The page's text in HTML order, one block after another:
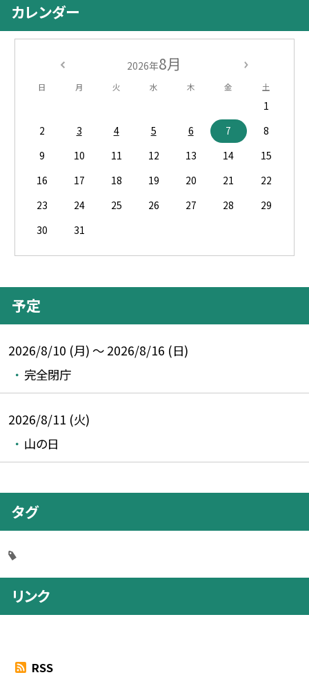
カレンダー
2026年8月
日 月 火 水 木 金 土
1
2
3 4 5 6 7
8
9
10 11 12 13 14
15
16
17 18 19 20 21
22
23
24 25 26 27 28
29
30
31
予定
2026/8/10 (月) ～ 2026/8/16 (日)
完全閉庁
2026/8/11 (火)
山の日
タグ
リンク
RSS